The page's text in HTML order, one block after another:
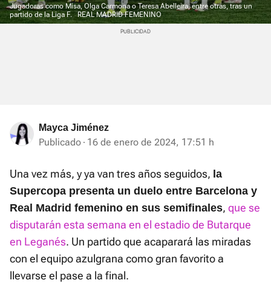
Jugadoras como Misa, Olga Carmona o Teresa Abelleira, entre otras, tras un
partido de la Liga F. REAL MADRID FEMENINO
Mayca Jiménez
Publicado 16 de enero de 2024, 17:51 h
Una vez más, y ya van tres años seguidos, la
Supercopa presenta un duelo entre Barcelona y
Real Madrid femenino en sus semifinales, que se
disputarán esta semana en el estadio de Butarque
en Leganés. Un partido que acaparará las miradas
con el equipo azulgrana como gran favorito a
llevarse el pase a la final.